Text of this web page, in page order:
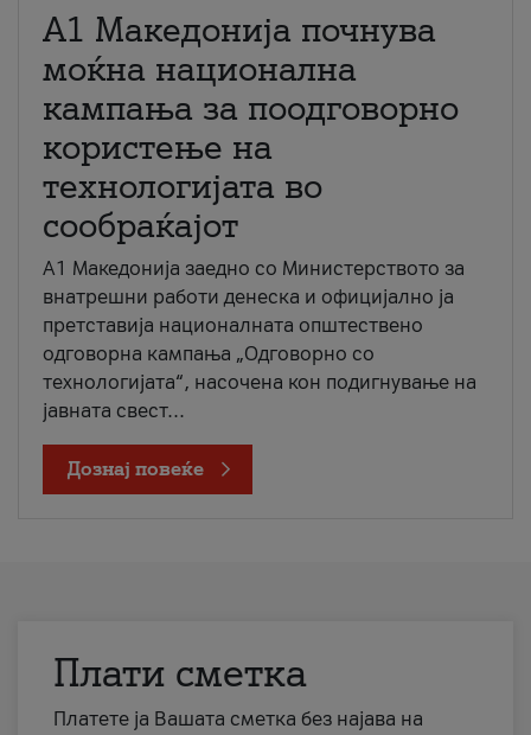
A1 Македонија почнува
моќна национална
кампања за поодговорно
користење на
технологијата во
сообраќајот
A1 Македонија заедно со Министерството за
внатрешни работи денеска и официјално ја
претставија националната општествено
одговорна кампања „Одговорно со
технологијата“, насочена кон подигнување на
јавната свест...
Дознај повеќе
Плати сметка
Платете ја Вашата сметка без најава на